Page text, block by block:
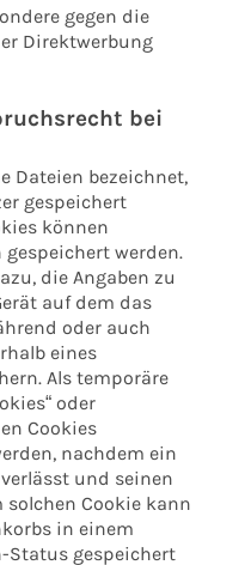
gegen die
Direktwerbung
bei
Dateien bezeichnet,
gespeichert
können
werden.
die Angaben zu
auf dem das
oder auch
eines
Als temporäre
oder
Cookies
nachdem ein
und seinen
solchen Cookie kann
in einem
Status gespeichert